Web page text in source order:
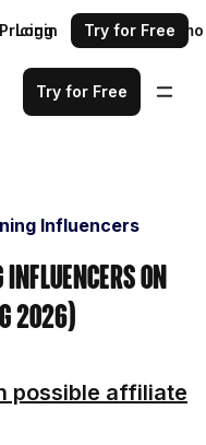
Pricing Request a demo
Login Try for Free
Try for Free
Influencers
Influencers on
2026)
possible affiliate